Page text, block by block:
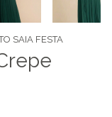
SAIA FESTA